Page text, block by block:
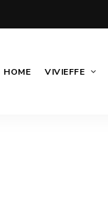
HOME VIVIEFFE